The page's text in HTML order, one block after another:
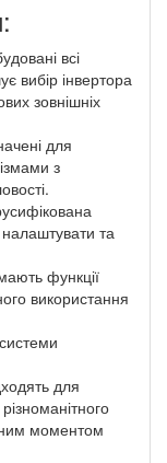
всі
вибір інвертора
зовнішніх
для
з
та
функції
використання
для
моментом